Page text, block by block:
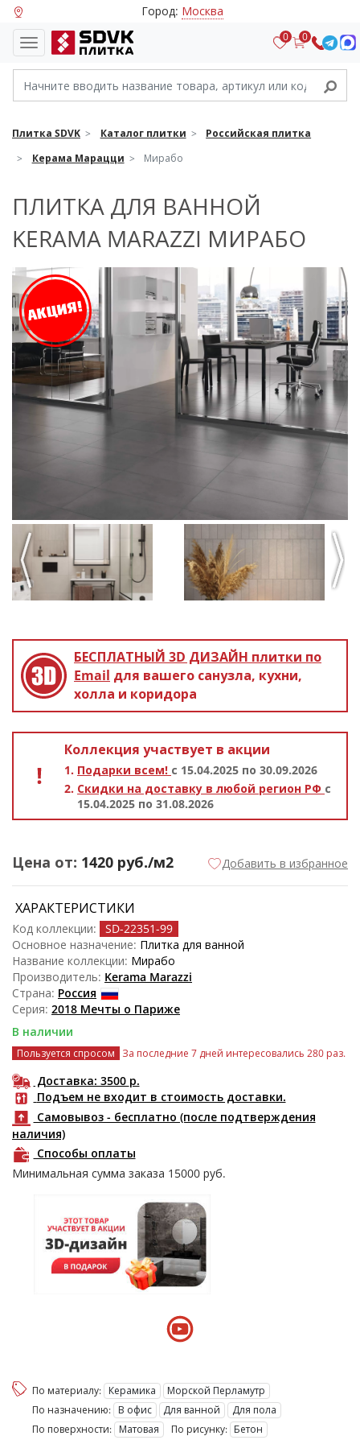
Город: Москва
0 0
Плитка SDVK Каталог плитки
Российская плитка
Керама Марацци
Мирабо
ПЛИТКА ДЛЯ ВАННОЙ
KERAMA MARAZZI МИРАБО
Previous Next
БЕСПЛАТНЫЙ 3D ДИЗАЙН плитки по
Email для вашего санузла, кухни,
холла и коридора
Коллекция участвует в акции
Подарки всем! с 15.04.2025 по 30.09.2026
Скидки на доставку в любой регион РФ с
15.04.2025 по 31.08.2026
Цена от: 1420 руб./м2 Добавить в избранное
ХАРАКТЕРИСТИКИ
Код коллекции: SD-22351-99
Основное назначение: Плитка для ванной
Название коллекции: Мирабо
Производитель: Kerama Marazzi
Страна: Россия
Серия: 2018 Мечты о Париже
В наличии
Пользуется спросом За последние 7 дней интересовались 280 раз.
Доставка: 3500 р.
Подъем не входит в стоимость доставки.
Самовывоз - бесплатно (после подтверждения
наличия)
Способы оплаты
Минимальная сумма заказа 15000 руб.
По материалу: Керамика
Морской Перламутр
По назначению:
В офис Для ванной
Для пола
По поверхности:
Матовая По рисунку:
Бетон